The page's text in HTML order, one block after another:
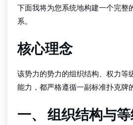
下面我将为您系统地构建一个完整
系。
核心理念
该势力的势力的组织结构、权力等
能力，都严格遵循一副标准扑克牌
一、 组织结构与